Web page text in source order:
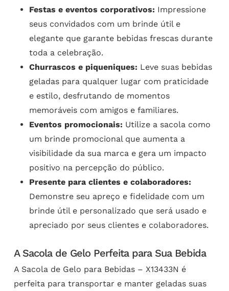
Festas e eventos corporativos: Impressione
seus convidados com um brinde útil e
elegante que garante bebidas frescas durante
toda a celebração.
Churrascos e piqueniques: Leve suas bebidas
geladas para qualquer lugar com praticidade
e estilo, desfrutando de momentos
memoráveis com amigos e familiares.
Eventos promocionais: Utilize a sacola como
um brinde promocional que aumenta a
visibilidade da sua marca e gera um impacto
positivo na percepção do público.
Presente para clientes e colaboradores:
Demonstre seu apreço e fidelidade com um
brinde útil e personalizado que será usado e
apreciado por seus clientes e colaboradores.
A Sacola de Gelo Perfeita para Sua Bebida
A Sacola de Gelo para Bebidas – X13433N é
perfeita para transportar e manter geladas suas